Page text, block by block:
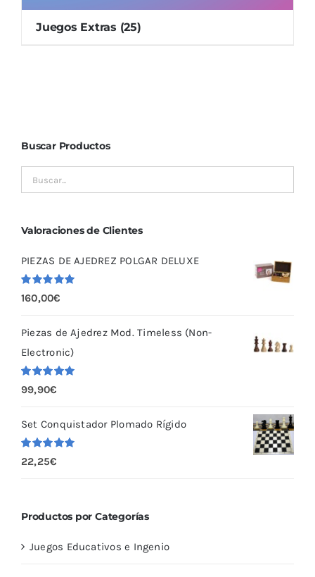
Juegos Extras (25)
Buscar Productos
Valoraciones de Clientes
PIEZAS DE AJEDREZ POLGAR DELUXE
Valorado
con 5.00
160,00€
Piezas de Ajedrez Mod. Timeless (Non-
Electronic)
Valorado
con 5.00
99,90€
Set Conquistador Plomado Rígido
Valorado
con
5.00
22,25€
Productos por Categorías
Juegos Educativos e Ingenio